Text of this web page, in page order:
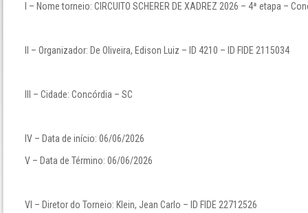
I – Nome torneio: CIRCUITO SCHERER DE XADREZ 2026 – 4ª etapa –
II – Organizador: De Oliveira, Edison Luiz – ID 4210 – ID FIDE 2115034
III – Cidade: Concórdia – SC
IV – Data de início: 06/06/2026
V – Data de Término: 06/06/2026
VI – Diretor do Torneio: Klein, Jean Carlo – ID FIDE 22712526